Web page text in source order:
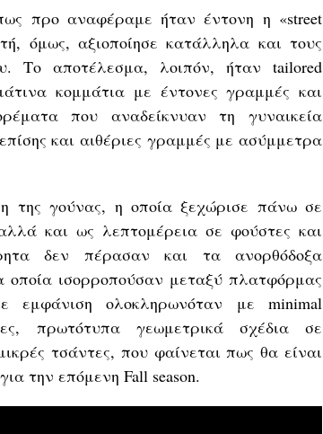
προ αναφέραμε ήταν έντονη η «street
όμως, αξιοποίησε κατάλληλα και τους
Το αποτέλεσμα, λοιπόν, ήταν tailored
κομμάτια με έντονες γραμμές και
που αναδείκνυαν τη γυναικεία
και αιθέριες γραμμές με ασύμμετρα
της γούνας, η οποία ξεχώρισε πάνω σε
και ως λεπτομέρεια σε φούστες και
δεν πέρασαν και τα ανορθόδοξα
οποία ισορροπούσαν μεταξύ πλατφόρμας
εμφάνιση ολοκληρωνόταν με minimal
πρωτότυπα γεωμετρικά σχέδια σε
τσάντες, που φαίνεται πως θα είναι
την επόμενη Fall season.